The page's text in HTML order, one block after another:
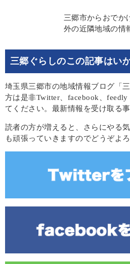
三郷市からおでか
外の近隣地域の情
三郷ぐらしのこの記事はい
埼玉県三郷市の地域情報ブログ「
方は是非Twitter、facebook、
てください。最新情報を受け取る事
読者の方が増えると、さらにやる
も頑張っていきますのでどうぞよ